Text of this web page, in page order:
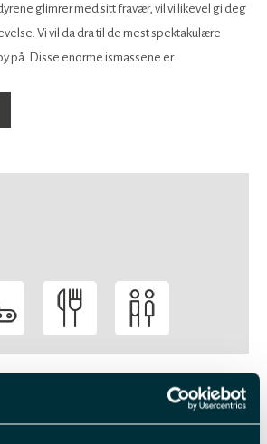
glimrer med sitt fravær, vil vi likevel gi deg
Vi vil da dra til de mest spektakulære
på. Disse enorme ismassene er